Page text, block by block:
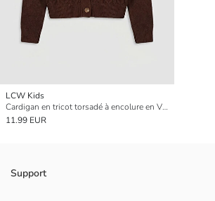
LCW Kids
Cardigan en tricot torsadé à encolure en V pour filles
11.99 EUR
Support